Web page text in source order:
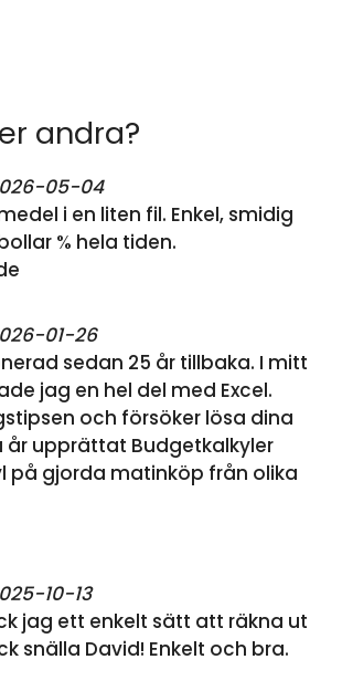
andra?
05-04
i en liten fil. Enkel, smidig
% hela tiden.
01-26
sedan 25 år tillbaka. I mitt
jag en hel del med Excel.
och försöker lösa dina
år upprättat Budgetkalkyler
på gjorda matinköp från olika
10-13
jag ett enkelt sätt att räkna ut
snälla David! Enkelt och bra.